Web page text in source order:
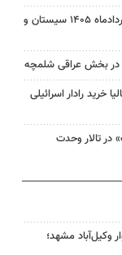
بسته خبری شبانه ۱۵ مردادماه ۱۴۰۵ سیستان و
در بخش عراقی شلمچه
خرید رادار اسرائیلی
تالار وحدت
وکیل‌آباد مشهد؛